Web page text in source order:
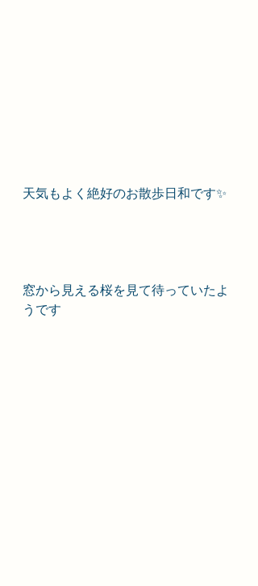
天気もよく絶好のお散歩日和です✨
窓から見える桜を見て待っていたよ
うです